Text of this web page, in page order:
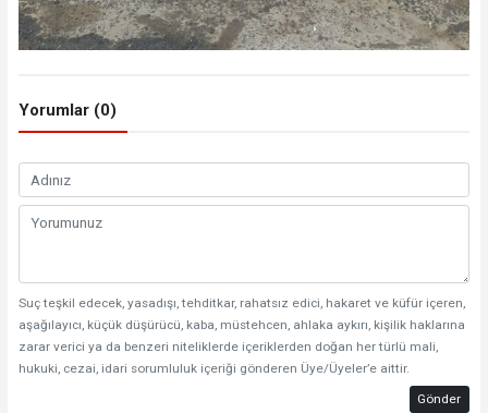
Yorumlar (0)
Suç teşkil edecek, yasadışı, tehditkar, rahatsız edici, hakaret ve küfür içeren,
aşağılayıcı, küçük düşürücü, kaba, müstehcen, ahlaka aykırı, kişilik haklarına
zarar verici ya da benzeri niteliklerde içeriklerden doğan her türlü mali,
hukuki, cezai, idari sorumluluk içeriği gönderen Üye/Üyeler’e aittir.
Gönder